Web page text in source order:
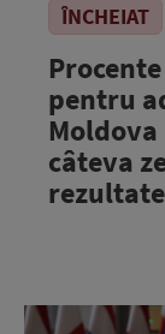
ÎNCHEIAT
pentru
câteva